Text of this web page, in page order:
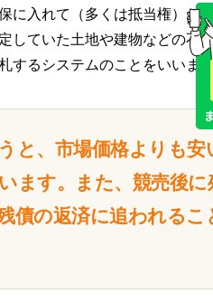
入れて（多くは抵当権）お金
していた土地や建物などの不
するシステムのことをいいま
と、市場価格よりも安
ます。また、競売後に
債の返済に追われるこ